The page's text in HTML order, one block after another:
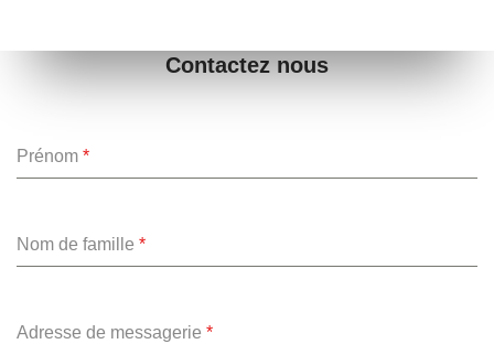
Contactez nous
Prénom *
Nom de famille *
Adresse de messagerie *